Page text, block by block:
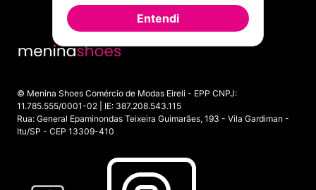
© Menina Shoes Comércio de Modas Eireli - EPP CNPJ:
11.785.555/0001-02 | IE: 387.208.543.115
Rua: General Epaminondas Teixeira Guimarães, 193 - Vila Gardiman -
Itu/SP - CEP 13309-410
Entendi